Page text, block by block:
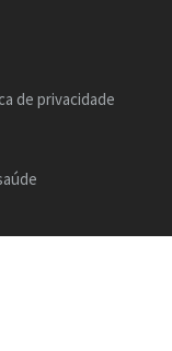
de privacidade